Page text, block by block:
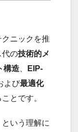
ニックを推
代の技術的メ
構造
EIP-
よび最適化
とです。
いう理解に